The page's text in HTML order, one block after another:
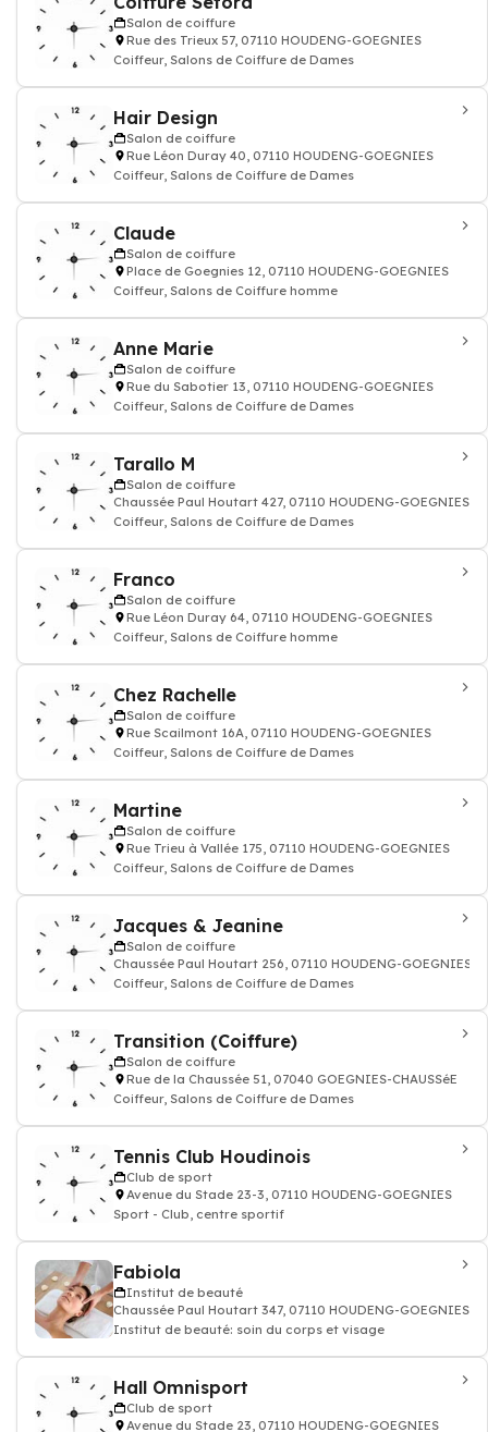
Salon de coiffure
Rue des Trieux 57, 07110 HOUDENG-GOEGNIES
Coiffeur, Salons de Coiffure de Dames
Hair Design
Salon de coiffure
Rue Léon Duray 40, 07110 HOUDENG-GOEGNIES
Coiffeur, Salons de Coiffure de Dames
Claude
Salon de coiffure
Place de Goegnies 12, 07110 HOUDENG-GOEGNIES
Coiffeur, Salons de Coiffure homme
Anne Marie
Salon de coiffure
Rue du Sabotier 13, 07110 HOUDENG-GOEGNIES
Coiffeur, Salons de Coiffure de Dames
Tarallo M
Salon de coiffure
Chaussée Paul Houtart 427, 07110 HOUDENG-GOEGNIES
Coiffeur, Salons de Coiffure de Dames
Franco
Salon de coiffure
Rue Léon Duray 64, 07110 HOUDENG-GOEGNIES
Coiffeur, Salons de Coiffure homme
Chez Rachelle
Salon de coiffure
Rue Scailmont 16A, 07110 HOUDENG-GOEGNIES
Coiffeur, Salons de Coiffure de Dames
Martine
Salon de coiffure
Rue Trieu à Vallée 175, 07110 HOUDENG-GOEGNIES
Coiffeur, Salons de Coiffure de Dames
Jacques & Jeanine
Salon de coiffure
Chaussée Paul Houtart 256, 07110 HOUDENG-GOEGNIES
Coiffeur, Salons de Coiffure de Dames
Transition (Coiffure)
Salon de coiffure
Rue de la Chaussée 51, 07040 GOEGNIES-CHAUSSéE
Coiffeur, Salons de Coiffure de Dames
Tennis Club Houdinois
Club de sport
Avenue du Stade 23-3, 07110 HOUDENG-GOEGNIES
Sport - Club, centre sportif
Fabiola
Institut de beauté
Chaussée Paul Houtart 347, 07110 HOUDENG-GOEGNIES
Institut de beauté: soin du corps et visage
Hall Omnisport
Club de sport
Avenue du Stade 23, 07110 HOUDENG-GOEGNIES